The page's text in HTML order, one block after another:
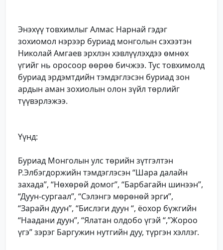
Энэхүү товхимлыг Алмас Нарнай гэдэг
зохиомол нэрээр буриад монголын сэхээтэн
Николай Амгаев эрхлэн хэвлүүлэхдээ өмнөх
үгийг нь оросоор өөрөө бичжээ. Тус товхимолд
буриад эрдэмтдийн тэмдэглэсэн буриад зон
ардын аман зохиолын олон зүйл төрлийг
түүвэрлэжээ.
Үүнд:
Буриад Монголын улс төрийн зүтгэлтэн
Р.Элбэгдоржийн тэмдэглэсэн “Шара далайн
захада”, “Нөхөрөй домог”, “Барбагайн шинээн”,
“Дуун-сургаал”, “Сэлэнгэ мөрөнөй эрги”,
“Зарайн дуун”, “Бислэги дуун “, ёохор бүжгийн
“Наадани дуун”, “Ялатан олдобо үгэй “,”Жороо
үгэ” зэрэг Баргужин нутгийн дуу, түргэн хэллэг.